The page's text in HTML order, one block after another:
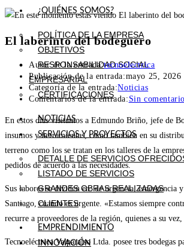
¿QUIÉNES SOMOS?
POLÍTICA DE LA EMPRESA
OBJETIVOS
RESPONSABILIDAD SOCIAL
EMPRESARIAL
CERTIFICACIONES
NOTICIAS
SERVICIOS Y PROYECTOS
DETALLE DE SERVICIOS
LISTADO DE SERVICIOS
GRANDES OBRAS REALIZADAS
CLIENTES
EMPRENDIMIENTO
INNOVACIÓN
El laberinto del bodeguero
Autor de la entrada:tecnoelectrica
Publicación de la entrada:mayo 25, 2026
Categoría de la entrada:Noticias
Comentarios de la entrada: Sin
En estos días visitamos a Edmundo Briño, jefe de
insumos y herramientas, como también en su
terreno como los se tratan en los talleres de la
pedidos de acuerdo a las necesidades.
Sus labores se dividen en: de urgencia,
Santiago, cuando es urgente. «Estamos siempre
recurre a proveedores de la región, quienes a su
Tecnoeléctrica Valparaíso Ltda. posee tres bodegas